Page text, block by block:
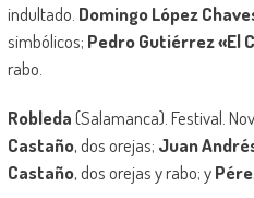
indultado. Domingo López
simbólicos; Pedro Gutiérrez «El
rabo.
Robleda(Salamanca). Festival.
Castaño, dos orejas; Juan
Castaño, dos orejas y rabo; y